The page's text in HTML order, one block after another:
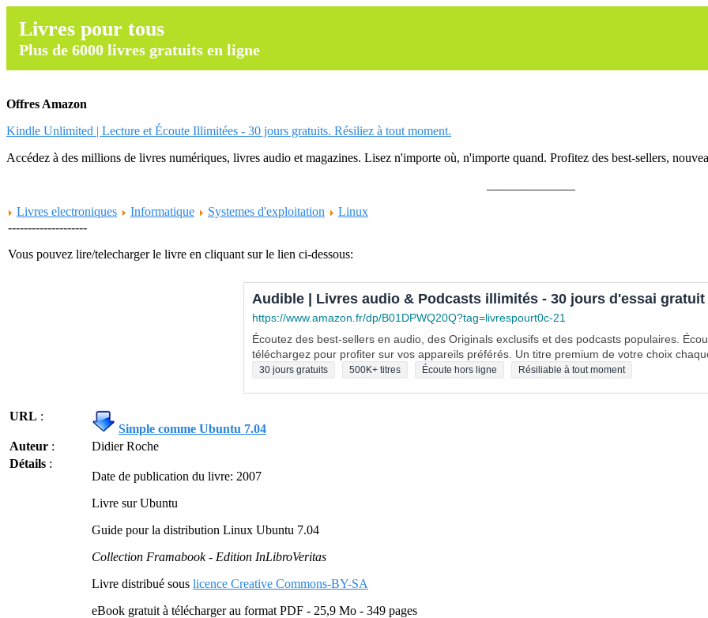
Livres pour tous
Plus de 6000 livres gratuits en ligne
Offres Amazon
Kindle Unlimited | Lecture et Écoute Illimitées - 30 jours gratuits. Résiliez à tout moment.
Accédez à des millions de livres numériques, livres audio et magazines. Lisez n'importe où, n'importe quand. Profitez des best-sellers,
Livres electroniques
Informatique Systemes d'exploitation
Linux
--------------------
Vous pouvez lire/telecharger le livre en cliquant sur le lien ci-dessous:
Audible | Livres audio & Podcasts illimités - 30 jours d'essai gratuit
https://www.amazon.fr/dp/B01DPWQ20Q?tag=livrespourt0c-21
Écoutez des best-sellers en audio, des Originals exclusifs et des podcasts populaires.
téléchargez pour profiter sur vos appareils préférés. Un titre premium de votre choix
30 jours gratuits 500K+ titres Écoute hors ligne Résiliable à tout moment
URL :
Simple comme Ubuntu 7.04
Auteur :
Didier Roche
Détails :
Date de publication du livre: 2007
Livre sur Ubuntu
Guide pour la distribution Linux Ubuntu 7.04
Collection Framabook - Edition InLibroVeritas
Livre distribué sous licence Creative Commons-BY-SA
eBook gratuit à télécharger au format PDF - 25,9 Mo - 349 pages